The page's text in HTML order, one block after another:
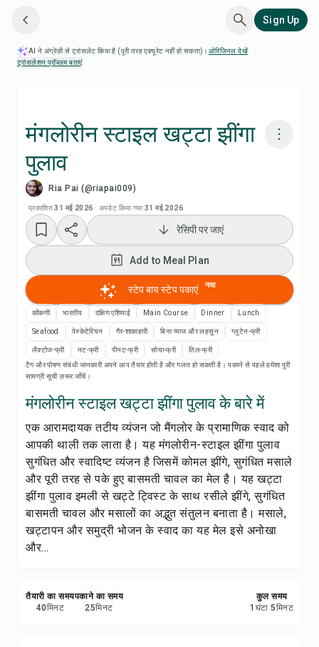
Sign Up
AI ने अंग्रेज़ी से ट्रांसलेट किया है (पूरी तरह एक्यूरेट नहीं हो सकता)। ओरिजिनल देखें·
ट्रांसलेशन प्रॉब्लम बताएं
मंगलोरीन स्टाइल खट्टा झींगा
पुलाव
Ria Pai (@riapai009)
प्रकाशित 31 मई 2026 · अपडेट किया गया 31 मई 2026
Add to Meal Plan
Add to Shopping List
रेसिपी नोट्स
सेव करें
शेयर करें
रेसिपी पर जाएं
Add to Meal Plan
स्टेप बाय स्टेप पकाएं नया
कोंकणी भारतीय दक्षिण एशियाई Main Course Dinner Lunch
Seafood पेस्केटेरियन गैर-शाकाहारी बिना प्याज और लहसुन ग्लूटेन-फ्री
लैक्टोज-फ्री नट-फ्री पीनट-फ्री सोया-फ्री
तिल-फ्री
टैग और पोषण संबंधी जानकारी अपने आप तैयार होती है और गलत हो सकती है। पकाने से पहले हमेशा पूरी
सामग्री सूची ज़रूर जाँचें।
मंगलोरीन स्टाइल खट्टा झींगा पुलाव के बारे में
एक आरामदायक तटीय व्यंजन जो मैंगलोर के प्रामाणिक स्वाद को
आपकी थाली तक लाता है। यह मंगलोरीन-स्टाइल झींगा पुलाव
सुगंधित और स्वादिष्ट व्यंजन है जिसमें कोमल झींगे, सुगंधित मसाले
और पूरी तरह सेपके हुए बासमती चावल का मेल है। यह खट्टा
झींगा पुलाव इमली से खट्टे ट्विस्ट के साथ रसीले झींगे, सुगंधित
बासमती चावल और मसालों का अद्भुत संतुलन बनाता है। मसाले,
खट्टापन और समुद्री भोजन के स्वाद का यह मेल इसे अनोखा
और...
तैयारी का समय
40मिनट
पकाने का समय
25मिनट
कुल समय
1 घंटा 5मिनट